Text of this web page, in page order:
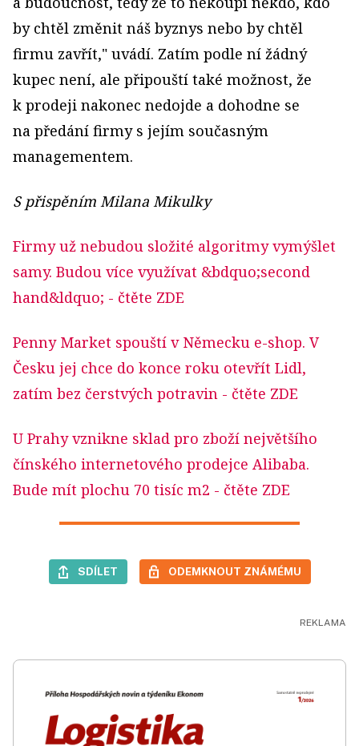
by chtěl změnit náš byznys nebo by chtěl
firmu zavřít," uvádí. Zatím podle ní žádný
kupec není, ale připouští také možnost, že
k prodeji nakonec nedojde a dohodne se
na předání firmy s jejím současným
managementem.
S přispěním Milana Mikulky
Firmy už nebudou složité algoritmy vymýšlet
samy. Budou více využívat &bdquo;second
hand&ldquo; - čtěte ZDE
Penny Market spouští v Německu e-shop. V
Česku jej chce do konce roku otevřít Lidl,
zatím bez čerstvých potravin - čtěte ZDE
U Prahy vznikne sklad pro zboží největšího
čínského internetového prodejce Alibaba.
Bude mít plochu 70 tisíc m2 - čtěte ZDE
SDÍLET ODEMKNOUT ZNÁMÉMU